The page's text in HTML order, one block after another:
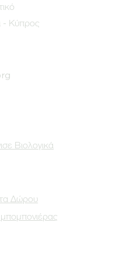
- Κύπρος
Βιολογικά
Δώρου
μπομπονιέρας